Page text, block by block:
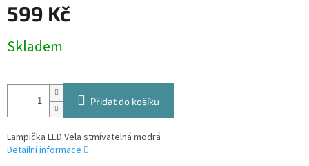
599 Kč
cena:
Skladem
Přidat do košíku
Lampička LED Vela stmívatelná modrá
Detailní informace